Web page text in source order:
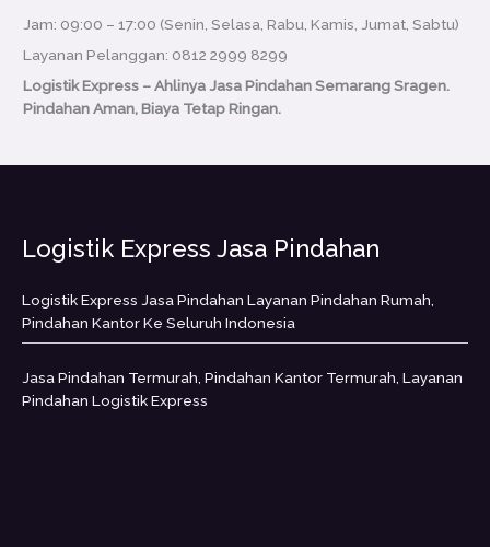
Jam: 09:00 – 17:00 (Senin, Selasa, Rabu, Kamis, Jumat, Sabtu)
Layanan Pelanggan: 0812 2999 8299
Logistik Express – Ahlinya Jasa Pindahan Semarang Sragen.
Pindahan Aman, Biaya Tetap Ringan.
Logistik Express Jasa Pindahan
Logistik Express Jasa Pindahan Layanan Pindahan Rumah,
Pindahan Kantor Ke Seluruh Indonesia
Jasa Pindahan Termurah, Pindahan Kantor Termurah, Layanan
Pindahan Logistik Express